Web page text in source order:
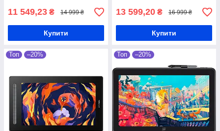
11 549,23 ₴ 14 999 ₴
Купити
13 599,20 ₴ 16 999 ₴
Купити
Топ –20% Топ –20%